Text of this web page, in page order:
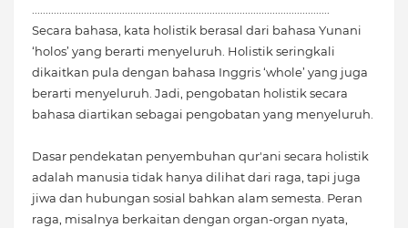
.............................................................................................................
Secara bahasa, kata holistik berasal dari bahasa Yunani
‘holos’ yang berarti menyeluruh. Holistik seringkali
dikaitkan pula dengan bahasa Inggris ‘whole’ yang juga
berarti menyeluruh. Jadi, pengobatan holistik secara
bahasa diartikan sebagai pengobatan yang menyeluruh.
Dasar pendekatan penyembuhan qur'ani secara holistik
adalah manusia tidak hanya dilihat dari raga, tapi juga
jiwa dan hubungan sosial bahkan alam semesta. Peran
raga, misalnya berkaitan dengan organ-organ nyata,